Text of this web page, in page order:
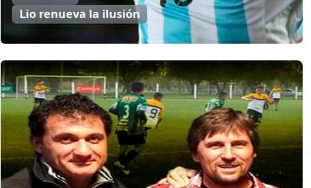
Lio renueva la ilusión